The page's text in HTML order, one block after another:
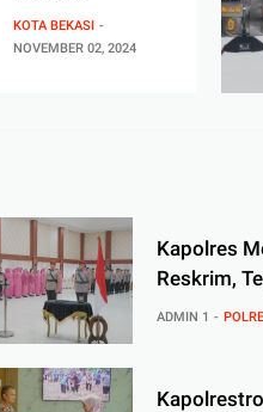
Penanganan
Kebakaran Pabrik
KOTA BEKASI
NOVEMBER 02, 2024
Kapolres
Reskrim,
ADMIN 1